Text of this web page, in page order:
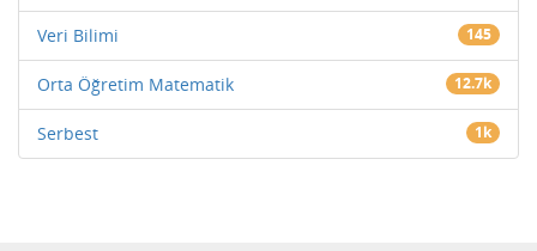
Veri Bilimi 145
Orta Öğretim Matematik 12.7k
Serbest 1k